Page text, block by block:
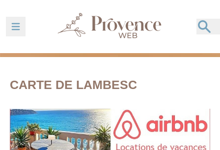
Ouvrir la barre de navigation
CARTE DE LAMBESC